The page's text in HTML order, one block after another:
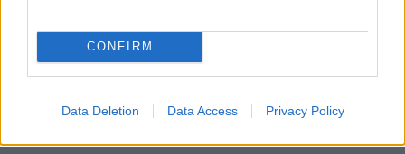
CONFIRM
Data Deletion Data Access Privacy Policy